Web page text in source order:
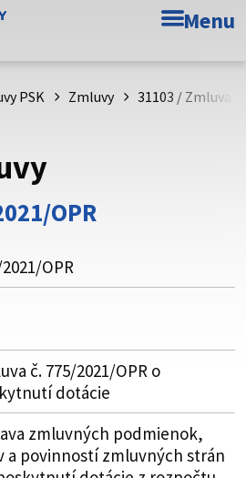
stránka Prešovského
uistite, že zdieľate informácie iba
stránku. Zabezpečená stránka
názvom domény webového sídla.
Menu
PSK Zmluvy 31103 / Zmluva
OPR
OPR
č. 775/2021/OPR o
dotácie
zmluvných podmienok,
a povinností zmluvných strán